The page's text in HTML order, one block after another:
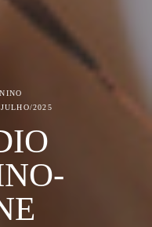
2025